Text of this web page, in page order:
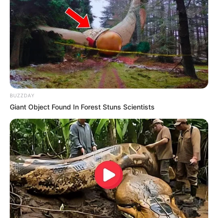
10 Pose Manekin Anti
Mainstream yang Konyol
Banget
8 Kata Lucu Seputar Malam
Minggu ala Jomblo yang Bikin
Ngenes
BUZZDAY
Giant Object Found In Forest Stuns Scientists